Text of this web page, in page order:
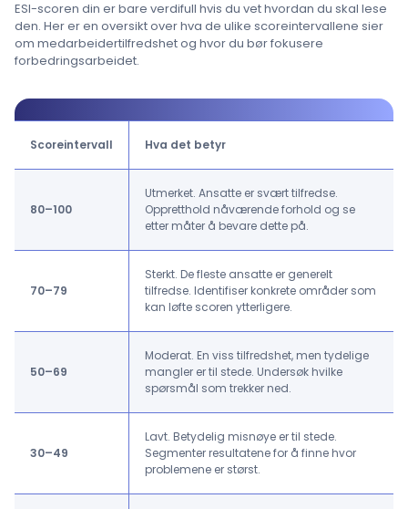
ESI-scoren din er bare verdifull hvis du vet hvordan du skal lese
den. Her er en oversikt over hva de ulike scoreintervallene sier
om medarbeidertilfredshet og hvor du bør fokusere
forbedringsarbeidet.
Scoreintervall Hva det betyr
80–100
Utmerket. Ansatte er svært tilfredse.
Oppretthold nåværende forhold og se
etter måter å bevare dette på.
70–79
Sterkt. De fleste ansatte er generelt
tilfredse. Identifiser konkrete områder som
kan løfte scoren ytterligere.
50–69
Moderat. En viss tilfredshet, men tydelige
mangler er til stede. Undersøk hvilke
spørsmål som trekker ned.
30–49
Lavt. Betydelig misnøye er til stede.
Segmenter resultatene for å finne hvor
problemene er størst.